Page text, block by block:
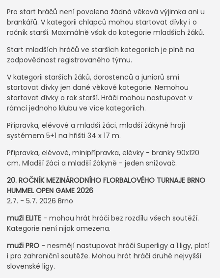
Pro start hráčů není povolena žádná věková výjimka ani u
brankářů. V kategorii chlapců mohou startovat dívky i o
ročník starší. Maximálně však do kategorie mladších žáků.
Start mladších hráčů ve starších kategoriich je plně na
zodpovědnost registrovaného týmu.
V kategorii starších žáků, dorostenců a juniorů smí
startovat dívky jen dané věkové kategorie. Nemohou
startovat dívky o rok starší. Hráči mohou nastupovat v
rámci jednoho klubu ve více kategoriich.
Přípravka, elévové a mladší žáci, mladší žákyně hrají
systémem 5+1 na hřišti 34 x 17 m.
Přípravka, elévové, minipřípravka, elévky - branky 90x120
cm. Mladší žáci a mladší žákyně - jeden snižovač.
20. ROČNÍK MEZINÁRODNÍHO FLORBALOVÉHO TURNAJE BRNO
HUMMEL OPEN GAME 2026
2.7. - 5.7. 2026 Brno
muži ELITE - mohou hrát hráči bez rozdílu všech soutěží.
Kategorie není nijak omezena.
muži PRO - nesmějí nastupovat hráči Superligy a 1.ligy, platí
i pro zahraniční soutěže. Mohou hrát hráči druhé nejvyšší
slovenské ligy.